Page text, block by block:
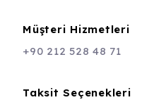
Müşteri Hizmetleri
+90 212 528 48 71
Taksit Seçenekleri